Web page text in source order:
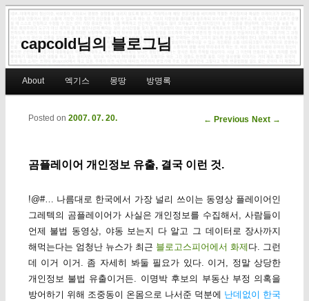
capcold님의 블로그님
Skip to primary content
Skip to secondary content
About 엑기스 몽땅 방명록
Post navigation
← Previous Next →
곰플레이어 개인정보 유출, 결국 이런 것.
Posted on 2007. 07. 20.
!@#… 나름대로 한국에서 가장 널리 쓰이는 동영상 플레이어인
그레텍의 곰플레이어가 사실은 개인정보를 수집해서, 사람들이
언제 불법 동영상, 야동 보는지 다 알고 그 데이터로 장사까지
해먹는다는 엄청난 뉴스가 최근 블로고스피어에서 화제 다. 그런
데 이거 이거. 좀 자세히 봐둘 필요가 있다. 이거, 정말 상당한
개인정보 불법 유출이거든. 이명박 후보의 부동산 부정 의혹을
방어하기 위해 조중동이 온몸으로 나서준 덕분에 난데없이 한국